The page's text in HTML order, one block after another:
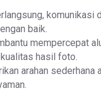
komunikasi
baik.
mempercepat
hasil foto.
arahan sederhana